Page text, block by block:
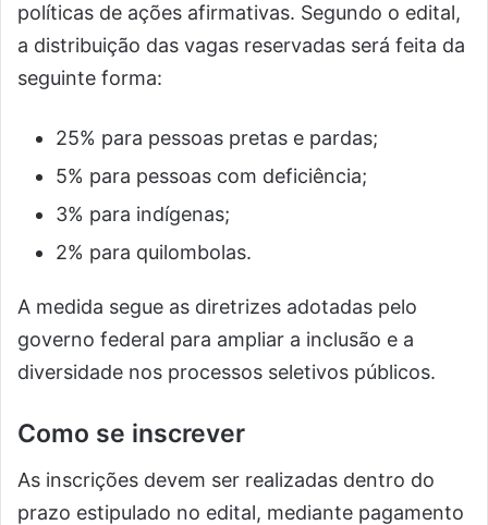
políticas de ações afirmativas. Segundo o edital,
a distribuição das vagas reservadas será feita da
seguinte forma:
25% para pessoas pretas e pardas;
5% para pessoas com deficiência;
3% para indígenas;
2% para quilombolas.
A medida segue as diretrizes adotadas pelo
governo federal para ampliar a inclusão e a
diversidade nos processos seletivos públicos.
Como se inscrever
As inscrições devem ser realizadas dentro do
prazo estipulado no edital, mediante pagamento